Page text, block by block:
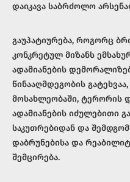
დაიკავა საბრძოლო
გაუპატიურება, როგორც
კონკრეტულ მიზანს
ადამიანების
წინააღმდეგობის
მოსახლეობაში, ტერორის
ადამიანების იძულებითი
საკუთრებიდან და
დაბრუნებისა და
შემცირება.